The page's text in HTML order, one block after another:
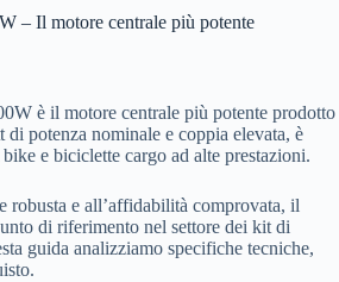
– Il motore centrale più potente
è il motore centrale più potente prodotto
potenza nominale e coppia elevata, è
e biciclette cargo ad alte prestazioni.
robusta e all’affidabilità comprovata, il
di riferimento nel settore dei kit di
guida analizziamo specifiche tecniche,